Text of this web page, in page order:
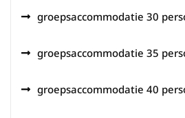
groepsaccommodatie 30
groepsaccommodatie 35
groepsaccommodatie 40